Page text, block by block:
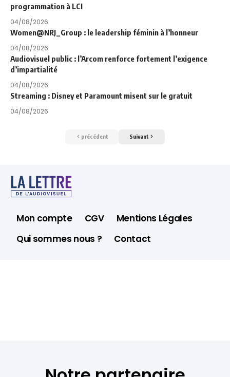
programmation à LCI
04/08/2026
Women@NRJ_Group : le leadership féminin à l’honneur
04/08/2026
Audiovisuel public : l’Arcom renforce fortement l’exigence
d’impartialité
04/08/2026
Streaming : Disney et Paramount misent sur le gratuit
04/08/2026
précédent Suivant
Mon compte CGV
Mentions Légales
Qui sommes nous ?
Contact